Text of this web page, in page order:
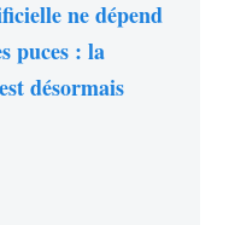
ne dépend
puces : la
désormais